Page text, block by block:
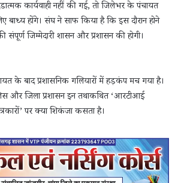
कार्यवाही नहीं की गई, तो जिलेभर के पंचायत
बाध्य होंगे। संघ ने साफ किया है कि इस दौरान होने
संपूर्ण जिम्मेदारी शासन और प्रशासन की होगी।
के बाद प्रशासनिक गलियारों में हड़कंप मच गया है।
और जिला प्रशासन इन तथाकथित ‘आरटीआई
पर क्या शिकंजा कसता है।